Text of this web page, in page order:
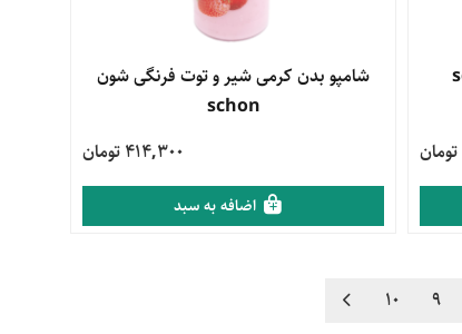
مشاهده محصول
شامپو بدن کرمی شیر و توت فرنگی شون
schon
414,300 تومان
اضافه به سبد
9
10